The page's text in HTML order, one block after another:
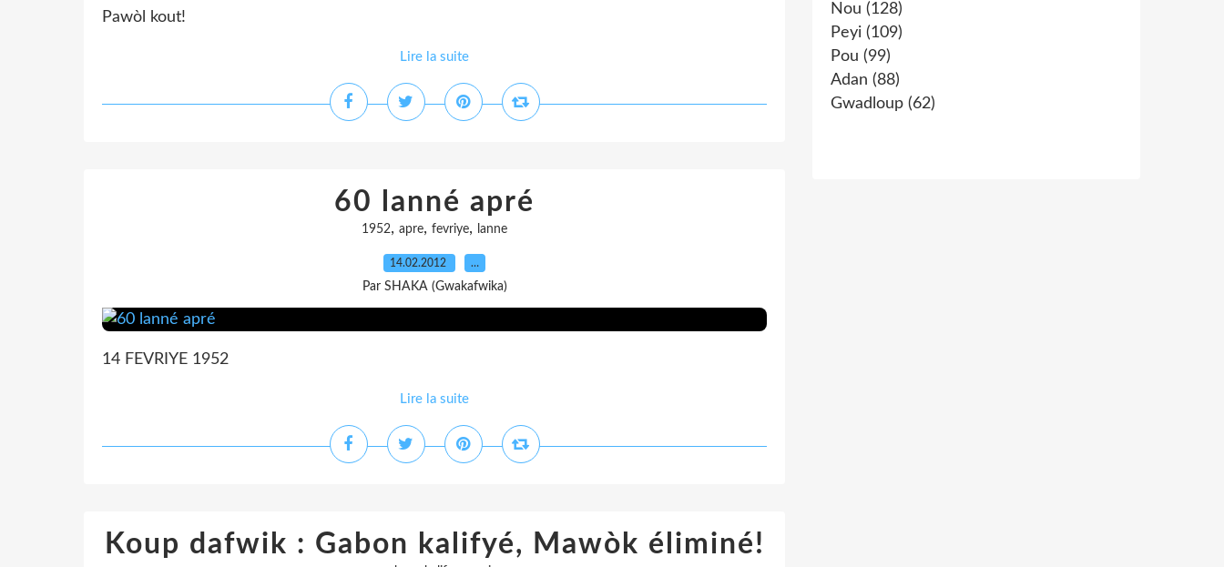
Pawòl kout!
Lire la suite
60 lanné apré
1952, apre, fevriye, lanne
14.02.2012 …
Par SHAKA (Gwakafwika)
14 FEVRIYE 1952
Lire la suite
Koup dafwik : Gabon kalifyé, Mawòk éliminé!
Nou (128)
Peyi (109)
Pou (99)
Adan (88)
Gwadloup (62)